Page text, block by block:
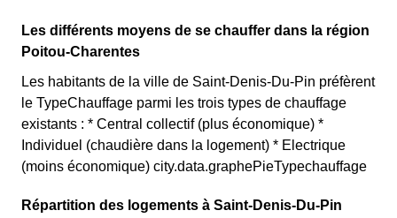
Les différents moyens de se chauffer dans la région
Poitou-Charentes
Les habitants de la ville de Saint-Denis-Du-Pin préfèrent
le TypeChauffage parmi les trois types de chauffage
existants : * Central collectif (plus économique) *
Individuel (chaudière dans la logement) * Electrique
(moins économique) city.data.graphePieTypechauffage
Répartition des logements à Saint-Denis-Du-Pin